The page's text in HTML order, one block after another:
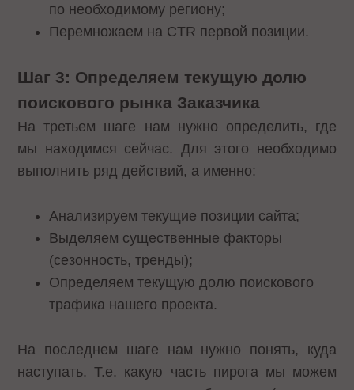
по необходимому региону;
Перемножаем на CTR первой позиции.
Шаг 3: Определяем текущую долю
поискового рынка Заказчика
На третьем шаге нам нужно определить, где
мы находимся сейчас. Для этого необходимо
выполнить ряд действий, а именно:
Анализируем текущие позиции сайта;
Выделяем существенные факторы
(сезонность, тренды);
Определяем текущую долю поискового
трафика нашего проекта.
На последнем шаге нам нужно понять, куда
наступать. Т.е. какую часть пирога мы можем